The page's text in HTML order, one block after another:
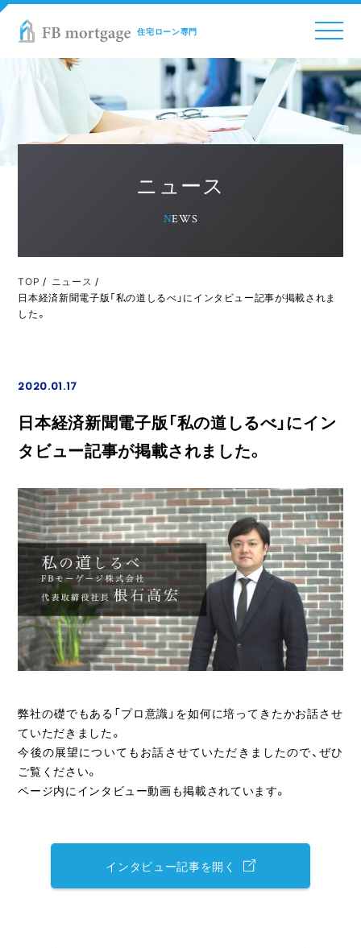
住宅ローン専門
AGENTS
DOWNLOAD
NEWS
ニュース
NEWS
TOP / ニュース /
日本経済新聞電子版「私の道しるべ」にインタビュー記事が掲載されま
した。
2020.01.17
日本経済新聞電子版「私の道しるべ」にイン
タビュー記事が掲載されました。
弊社の礎でもある「プロ意識」を如何に培ってきたかお話させ
ていただきました。
今後の展望についてもお話させていただきましたので、ぜひ
ご覧ください。
ページ内にインタビュー動画も掲載されています。
インタビュー記事を開く